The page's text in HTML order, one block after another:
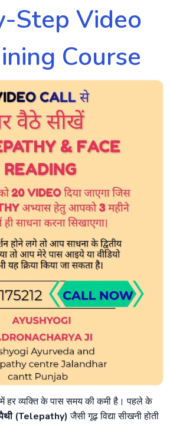
Step Video
Course
हर व्यक्ति के पास समय की कमी है। पहले के
(Telepathy) जैसी गूढ़ विद्या सीखनी होती